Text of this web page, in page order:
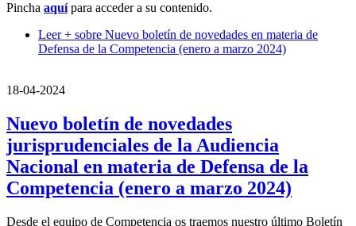
Pincha aquípara acceder a su contenido.
Leer + sobre Nuevo boletín de novedades en materia de
Defensa de la Competencia (enero a marzo 2024)
18-04-2024
Nuevo boletín de novedades
jurisprudenciales de la Audiencia
Nacional en materia de Defensa de la
Competencia (enero a marzo 2024)
Desde el equipo de Competencia os traemos nuestro último Boletín